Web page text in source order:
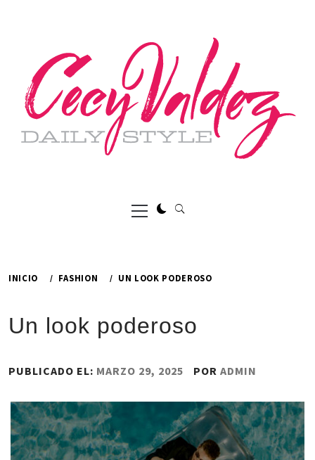
Menú
principal
INICIO FASHION UN LOOK PODEROSO
Un look poderoso
PUBLICADO EL: MARZO 29, 2025 POR ADMIN